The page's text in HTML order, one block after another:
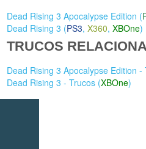
Dead Rising 3 Apocalypse Edition (
Dead Rising 3 (PS3,X360,XBOne)
TRUCOS
Dead Rising 3 Apocalypse Edition -
Dead Rising 3 - Trucos (XBOne)